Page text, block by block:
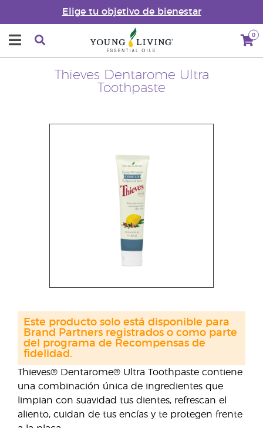
Elige tu objetivo de bienestar
0
Thieves Dentarome Ultra
Toothpaste
Thieves® Dentarome® Ultra Toothpaste contiene
una combinación única de ingredientes que
limpian con suavidad tus dientes, refrescan el
aliento, cuidan de tus encías y te protegen frente
Este producto solo está disponible para
Brand Partners registrados o como parte
del programa de Recompensas de
fidelidad.